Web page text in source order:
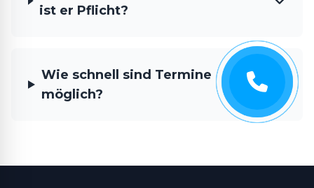
ist er Pflicht?
Wie schnell sind Termine
möglich?